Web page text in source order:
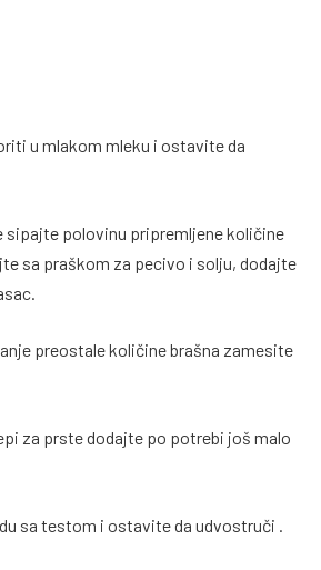
u mlakom mleku i ostavite da
sipajte polovinu pripremljene količine
sa praškom za pecivo i solju, dodajte
preostale količine brašna zamesite
za prste dodajte po potrebi još malo
sa testom i ostavite da udvostruči .